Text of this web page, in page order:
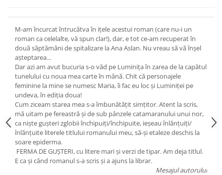
M-am încurcat întrucâtva în iţele acestui roman (care nu-i un
roman ca celelalte, vă spun clar!), dar, e tot ce-am recuperat în
două săptămâni de spitalizare la Ana Aslan. Nu vreau să vă înşel
aşteptarea...
Dar azi am avut bucuria s-o văd pe Luminiţa în zarea de la capătul
tunelului cu noua mea carte în mână. Chit că personajele
feminine la mine se numesc Maria, îi fac eu loc şi Luminiţei pe
undeva, în ediţia doua!
Cum ziceam starea mea s-a îmbunătăţit simţitor. Atent la scris,
mă uitam pe fereastră şi de sub pânzele catamaranului unui nor,
ca nişte guşteri zglobii închipuiţi/închipuite, ieşeau înlănţuiţi/
înlănţuite literele titlului romanului meu, să-şi etaleze deschis la
soare epiderma.
FERMA DE GUŞTERI, cu litere mari şi verzi de tipar. Am deja titlul.
E ca şi când romanul s-a scris şi a ajuns la librar.
Mesajul autorului